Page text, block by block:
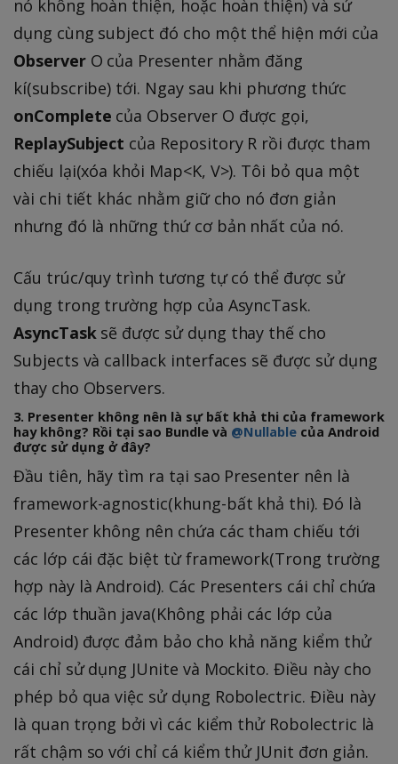
nó không hoàn thiện, hoặc hoàn thiện) và sử
dụng cùng subject đó cho một thể hiện mới của
ObserverO của Presenter nhằm đăng
kí(subscribe) tới. Ngay sau khi phương thức
onComplete của Observer O được gọi,
ReplaySubject của Repository R rồi được tham
chiếu lại(xóa khỏi Map<K, V>). Tôi bỏ qua một
vài chi tiết khác nhằm giữ cho nó đơn giản
nhưng đó là những thứ cơ bản nhất của nó.
Cấu trúc/quy trình tương tự có thể được sử
dụng trong trường hợp của AsyncTask.
AsyncTask sẽ được sử dụng thay thế cho
Subjects và callback interfaces sẽ được sử dụng
thay cho Observers.
3. Presenter không nên là sự bất khả thi của framework
hay không? Rồi tại sao Bundle và @Nullable của Android
được sử dụng ở đây?
Đầu tiên, hãy tìm ra tại sao Presenter nên là
framework-agnostic(khung-bất khả thi). Đó là
Presenter không nên chứa các tham chiếu tới
các lớp cái đặc biệt từ framework(Trong trường
hợp này là Android). Các Presenters cái chỉ chứa
các lớp thuần java(Không phải các lớp của
Android) được đảm bảo cho khả năng kiểm thử
cái chỉ sử dụng JUnite và Mockito. Điều này cho
phép bỏ qua việc sử dụng Robolectric. Điều này
là quan trọng bởi vì các kiểm thử Robolectric là
rất chậm so với chỉ cá kiểm thử JUnit đơn giản.